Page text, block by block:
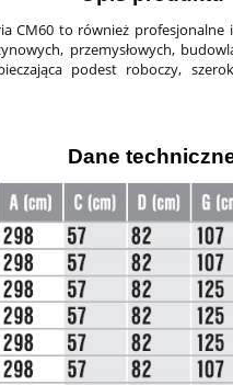
drabina
2 884,84 zł
Cena regularna:3 205,38 zł
Najniższa cena:2 695,55 zł
do koszyka
CM60 to również
przemysłowych,
podest roboczy,
Dane